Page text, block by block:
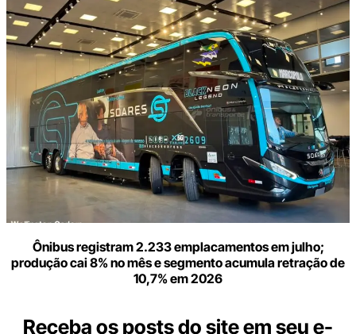
Ônibus registram 2.233 emplacamentos em julho;
produção cai 8% no mês e segmento acumula retração de
10,7% em 2026
Receba os posts do site em seu e-